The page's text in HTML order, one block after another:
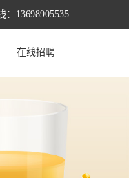
： 13698905535
在线招聘